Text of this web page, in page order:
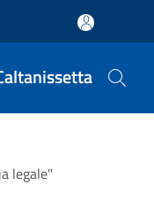
legale"